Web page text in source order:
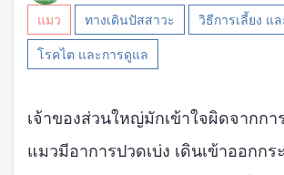
แมว
ทางเดินปัสสาวะ
วิธีการเลี้ยง แ
โรคไต และการดูแล
เจ้าของส่วนใหญ่มักเข้าใจผิดจากก
แมวมีอาการปวดเบ่ง เดินเข้าออกกร